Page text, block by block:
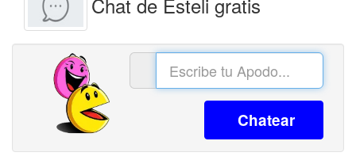
Chatear